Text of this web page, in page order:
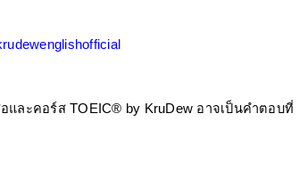
ละคอร์ส TOEIC® by KruDew อาจเป็นคำตอบที่